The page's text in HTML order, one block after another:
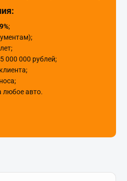
;
000 000 рублей;
любое авто.